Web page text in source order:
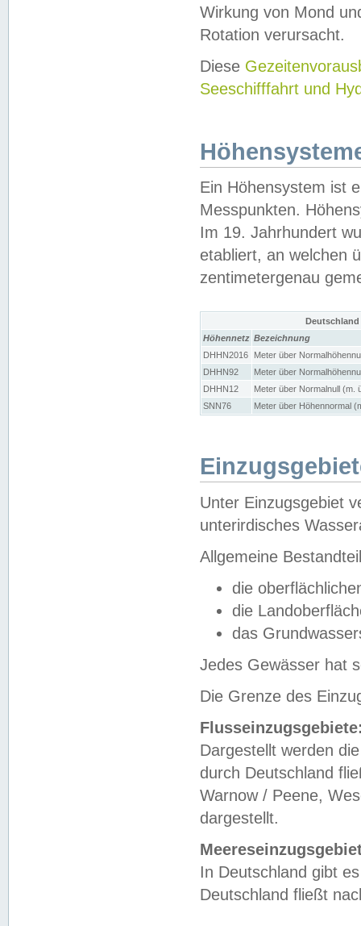
Wirkung von Mond
Rotation verursacht.
Diese
Seeschifffahrt und
Ein Höhensystem ist
Messpunkten.
Im 19. Jahrhundert
etabliert, an welchen
zentimetergenau
Höhennetz Bezeichnung
DHHN2016
Meter über
DHHN92
Meter über
DHHN12
Meter über Normalnull (m.
SNN76
Meter über Höhennormal
Unter Einzugsgebiet
unterirdisches
Allgemeine
die
die
das
Jedes Gewässer hat
Die Grenze des
Dargestellt werden
durch Deutschland
Warnow / Peene,
dargestellt.
In Deutschland gibt
Deutschland fließt